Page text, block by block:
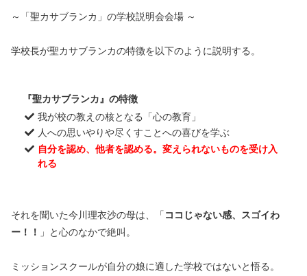
～「聖カサブランカ」の学校説明会会場 ～
学校長が聖カサブランカの特徴を以下のように説明する。
『聖カサブランカ』の特徴
我が校の教えの核となる「心の教育」
人への思いやりや尽くすことへの喜びを学ぶ
自分を認め、他者を認める。変えられないものを受け入
れる
それを聞いた今川理衣沙の母は、「 ココじゃない感、スゴイわ
ー！！
」と心のなかで絶叫。
ミッションスクールが自分の娘に適した学校ではないと悟る。